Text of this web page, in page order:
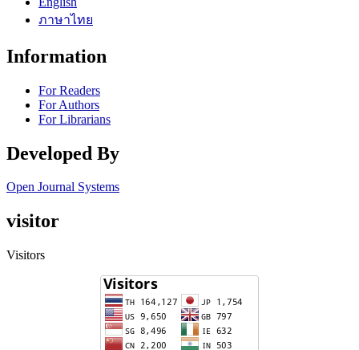
ภาษาไทย
Information
For Readers
For Authors
For Librarians
Developed By
Open Journal Systems
visitor
Visitors